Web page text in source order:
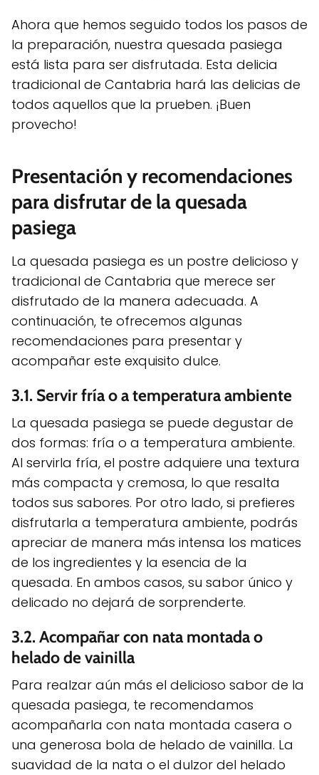
Ahora que hemos seguido todos los pasos de
la preparación, nuestra quesada pasiega
está lista para ser disfrutada. Esta delicia
tradicional de Cantabria hará las delicias de
todos aquellos que la prueben. ¡Buen
provecho!
Presentación y recomendaciones
para disfrutar de la quesada
pasiega
La quesada pasiega es un postre delicioso y
tradicional de Cantabria que merece ser
disfrutado de la manera adecuada. A
continuación, te ofrecemos algunas
recomendaciones para presentar y
acompañar este exquisito dulce.
3.1. Servir fría o a temperatura ambiente
La quesada pasiega se puede degustar de
dos formas: fría o a temperatura ambiente.
Al servirla fría, el postre adquiere una textura
más compacta y cremosa, lo que resalta
todos sus sabores. Por otro lado, si prefieres
disfrutarla a temperatura ambiente, podrás
apreciar de manera más intensa los matices
de los ingredientes y la esencia de la
quesada. En ambos casos, su sabor único y
delicado no dejará de sorprenderte.
3.2. Acompañar con nata montada o
helado de vainilla
Para realzar aún más el delicioso sabor de la
quesada pasiega, te recomendamos
acompañarla con nata montada casera o
una generosa bola de helado de vainilla. La
suavidad de la nata o el dulzor del helado